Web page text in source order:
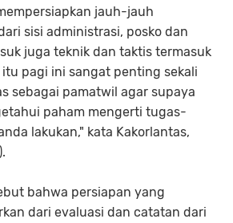
jauh-jauh
sisi administrasi, posko dan
juga teknik dan taktis termasuk
pagi ini sangat penting sekali
sebagai pamatwil agar supaya
paham mengerti tugas-
lakukan," kata Kakorlantas,
bahwa persiapan yang
dari evaluasi dan catatan dari